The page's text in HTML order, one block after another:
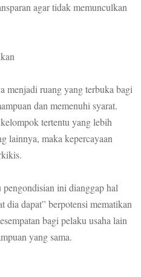
agar tidak memunculkan
menjadi ruang yang terbuka bagi
dan memenuhi syarat.
tertentu yang lebih
lainnya, maka kepercayaan
ini dianggap hal
dia dapat” berpotensi mematikan
bagi pelaku usaha lain
yang sama.